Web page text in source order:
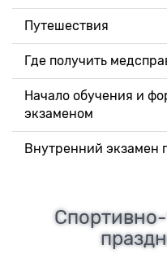
Путешествия
Где получить
Начало обучения и
экзаменом
Внутренний экзамен